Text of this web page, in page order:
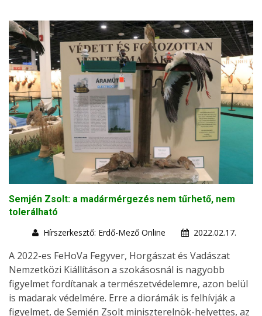
Semjén Zsolt: a madármérgezés nem tűrhető, nem
tolerálható
Hírszerkesztő: Erdő-Mező Online
2022.02.17.
A 2022-es FeHoVa Fegyver, Horgászat és Vadászat
Nemzetközi Kiállításon a szokásosnál is nagyobb
figyelmet fordítanak a természetvédelemre, azon belül
is madarak védelmére. Erre a diorámák is felhívják a
figyelmet, de Semjén Zsolt miniszterelnök-helyettes, az